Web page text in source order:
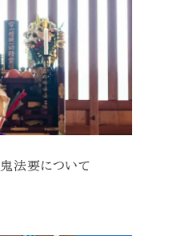
法要について